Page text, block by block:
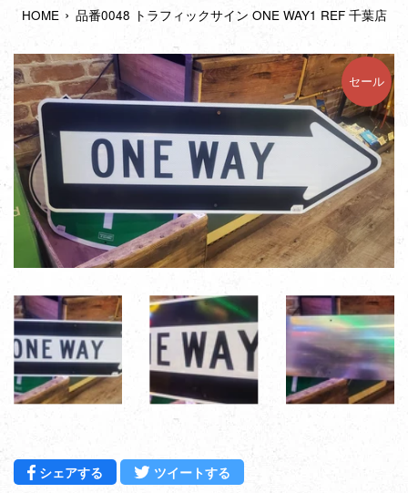
ュ
HOME › 品番0048 トラフィックサイン ONE WAY1 REF 千葉店
セール
シェアする Facebookでシェアする
ツイートする